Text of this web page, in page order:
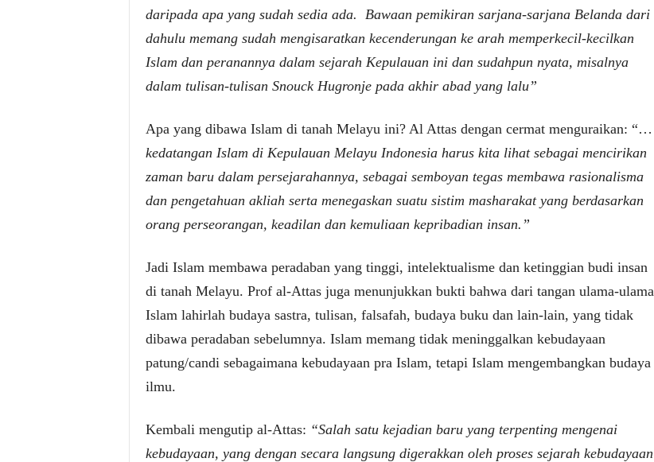
daripada apa yang sudah sedia ada. Bawaan pemikiran sarjana-sarjana Belanda dari
dahulu memang sudah mengisaratkan kecenderungan ke arah memperkecil-kecilkan
Islam dan peranannya dalam sejarah Kepulauan ini dan sudahpun nyata, misalnya
dalam tulisan-tulisan Snouck Hugronje pada akhir abad yang lalu”
Apa yang dibawa Islam di tanah Melayu ini? Al Attas dengan cermat menguraikan: “…
kedatangan Islam di Kepulauan Melayu Indonesia harus kita lihat sebagai mencirikan
zaman baru dalam persejarahannya, sebagai semboyan tegas membawa rasionalisma
dan pengetahuan akliah serta menegaskan suatu sistim masharakat yang berdasarkan
orang perseorangan, keadilan dan kemuliaan kepribadian insan.”
Jadi Islam membawa peradaban yang tinggi, intelektualisme dan ketinggian budi insan
di tanah Melayu. Prof al-Attas juga menunjukkan bukti bahwa dari tangan ulama-ulama
Islam lahirlah budaya sastra, tulisan, falsafah, budaya buku dan lain-lain, yang tidak
dibawa peradaban sebelumnya. Islam memang tidak meninggalkan kebudayaan
patung/candi sebagaimana kebudayaan pra Islam, tetapi Islam mengembangkan budaya
ilmu.
Kembali mengutip al-Attas: “Salah satu kejadian baru yang terpenting mengenai
kebudayaan, yang dengan secara langsung digerakkan oleh proses sejarah kebudayaan